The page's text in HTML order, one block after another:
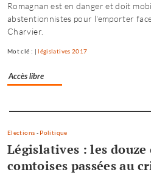
Romagnan est en danger et doit
abstentionnistes pour l'emporter
Charvier.
Mot clé : |législatives 2017
Accès libre
Separateur
Elections - Politique
Législatives : les
comtoises passées au